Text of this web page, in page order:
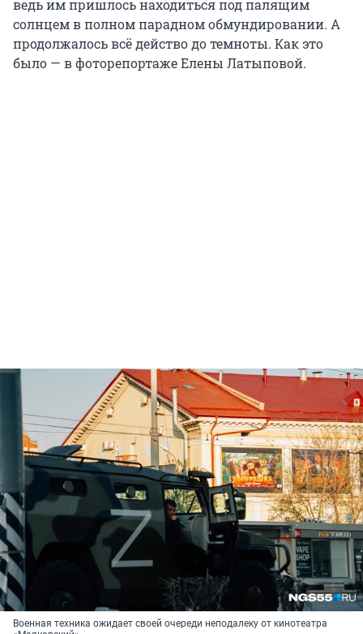
ведь им пришлось находиться под палящим
солнцем в полном парадном обмундировании. А
продолжалось всё действо до темноты. Как это
было — в фоторепортаже Елены Латыповой.
Военная техника ожидает своей очереди неподалеку от кинотеатра